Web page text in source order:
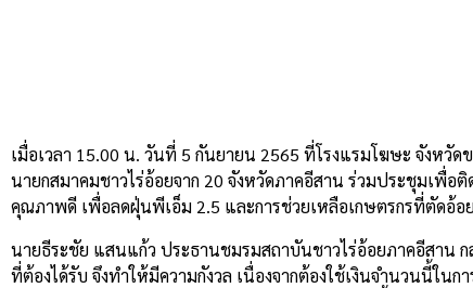
เมื่อเวลา 15.00 น. วันที่ 5 กันยายน 2565 ที่โรงแรมโฆษะ จังห
นายกสมาคมชาวไร่อ้อยจาก 20 จังหวัดภาคอีสาน ร่วมประชุมเพื่อ
คุณภาพดี เพื่อลดฝุ่นพีเอ็ม 2.5 และการช่วยเหลือเกษตรกรที่ตัดอ้
นายธีระชัย แสนแก้ว ประธานชมรมสถาบันชาวไร่อ้อยภาคอีสาน ก
ที่ต้องได้รับ จึงทำให้มีความกังวล เนื่องจากต้องใช้เงินจำนวนนี้ใน